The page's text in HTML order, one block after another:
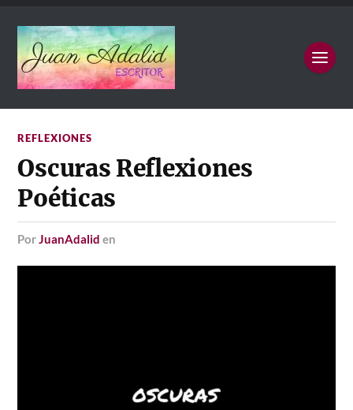
REFLEXIONES
Oscuras Reflexiones
Poéticas
porJuanAdalid en